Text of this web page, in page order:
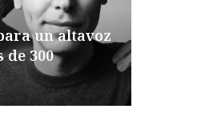
un altavoz
de 300